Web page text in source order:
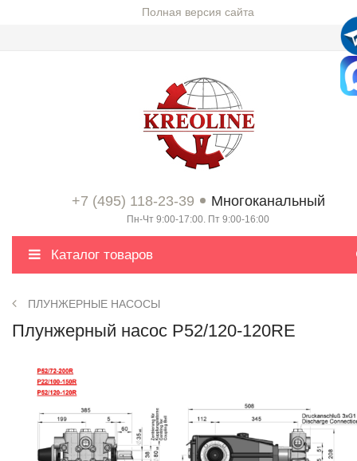
Полная версия сайта
+7 (495) 118-23-39 Многоканальный
Пн-Чт 9:00-17:00. Пт 9:00-16:00
Каталог товаров
ПЛУНЖЕРНЫЕ НАСОСЫ
Плунжерный насос P52/120-120RE